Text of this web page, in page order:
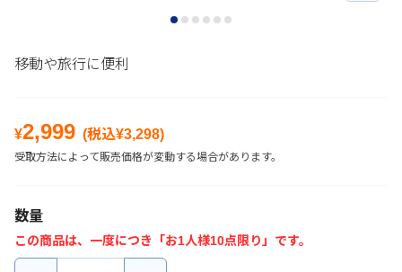
移動や旅行に便利
¥2,999 (税込¥3,298)
受取方法によって販売価格が変動する場合があります。
数量
この商品は、一度につき「お1人様10点限り」です。